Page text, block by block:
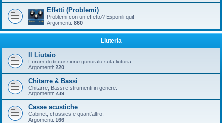
Effetti (Problemi)
Problemi con un effetto? Esponili qui!
Argomenti: 860
Liuteria
Il Liutaio
Forum di discussione generale sulla liuteria.
Argomenti: 220
Chitarre & Bassi
Chitarre, Bassi e strumenti in genere.
Argomenti: 239
Casse acustiche
Cabinet, chassies e quant'altro.
Argomenti: 166